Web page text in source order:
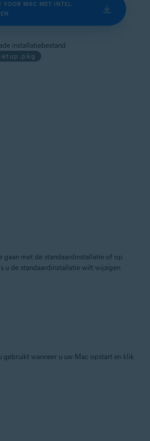
VOOR MAC MET INTEL-
installatiebestand
.
gaan met de standaardinstallatie of op
u de standaardinstallatie wilt wijzigen.
wanneer u uw Mac opstart en klik